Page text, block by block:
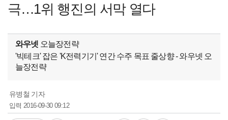
극…1위 행진의 서막 열다
와우넷 오늘장전략
'빅테크' 잡은 'K전력기기' 연간 수주 목표 줄상향 - 와우넷 오
늘장전략
유병철 기자
입력 2016-09-30 09:12